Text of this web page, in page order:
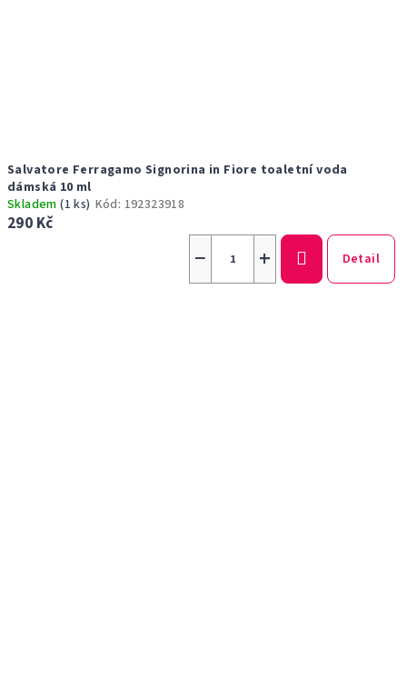
Salvatore Ferragamo Signorina in Fiore toaletní voda
dámská 10 ml
Skladem(1 ks) Kód: 192323918
290 Kč
+
− Detail